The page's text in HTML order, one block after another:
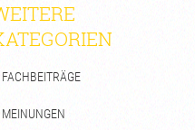
FACHBEITRÄGE
MEINUNGEN